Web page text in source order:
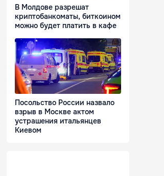
В Молдове разрешат
криптобанкоматы, биткоином
можно будет платить в кафе
Посольство России назвало
взрыв в Москве актом
устрашения итальянцев
Киевом